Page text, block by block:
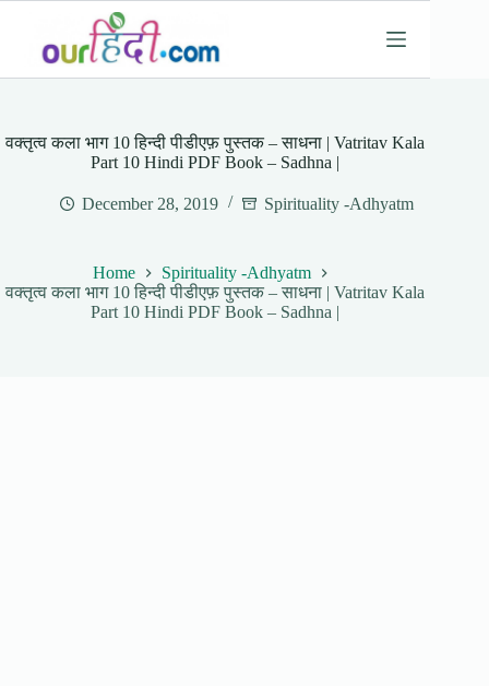
content
वक्तृत्व कला भाग 10 हिन्दी पीडीएफ़ पुस्तक – साधना | Vatritav Kala
Part 10 Hindi PDF Book – Sadhna |
December 28, 2019 Spirituality -Adhyatm
Home
Spirituality -Adhyatm
वक्तृत्व कला भाग 10 हिन्दी पीडीएफ़ पुस्तक – साधना | Vatritav Kala
Part 10 Hindi PDF Book – Sadhna |